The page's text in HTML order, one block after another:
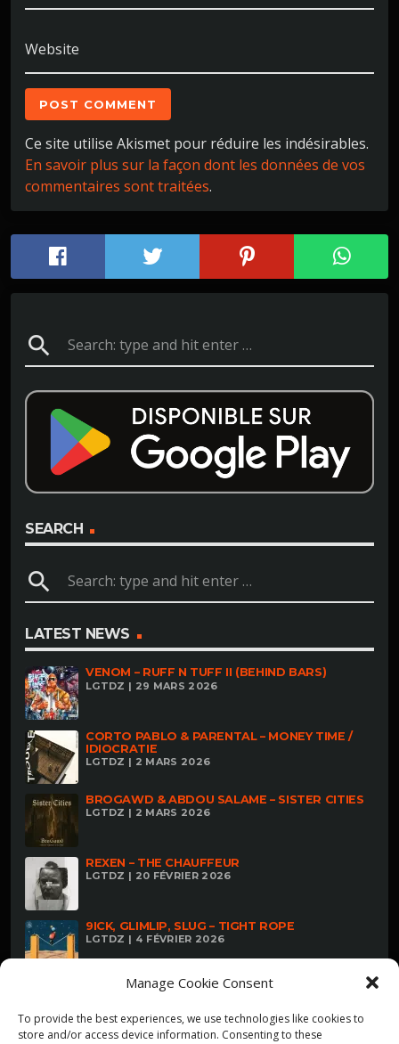
Manage Cookie Consent
To provide the best experiences, we use technologies like cookies to
store and/or access device information. Consenting to these
Website
Ce site utilise Akismet pour réduire les indésirables.
En savoir plus sur la façon dont les données de vos
commentaires sont traitées.
search
SEARCH
search
LATEST NEWS
VENOM – RUFF N TUFF II (BEHIND BARS)
LGTDZ | 29 MARS 2026
CORTO PABLO & PARENTAL – MONEY TIME /
IDIOCRATIE
LGTDZ | 2 MARS 2026
BROGAWD & ABDOU SALAME – SISTER CITIES
LGTDZ | 2 MARS 2026
REXEN – THE CHAUFFEUR
LGTDZ | 20 FÉVRIER 2026
9ICK, GLIMLIP, SLUG – TIGHT ROPE
LGTDZ | 4 FÉVRIER 2026